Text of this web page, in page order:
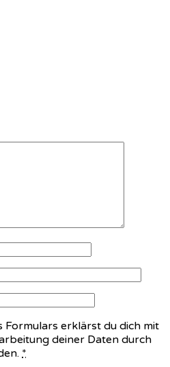
Formulars erklärst du dich mit
deiner Daten durch
*